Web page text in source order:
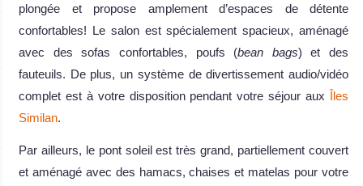
plongée et propose amplement d’espaces de détente
confortables! Le salon est spécialement spacieux, aménagé
avec des sofas confortables, poufs (bean bags) et des
fauteuils. De plus, un système de divertissement audio/vidéo
complet est à votre disposition pendant votre séjour aux Îles
Similan.
Par ailleurs, le pont soleil est très grand, partiellement couvert
et aménagé avec des hamacs, chaises et matelas pour votre